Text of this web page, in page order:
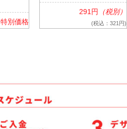
特別価格
291円 （税別）
(税込：321円)